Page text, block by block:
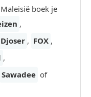
boek je
,
Djoser , FOX ,
,
Sawadee of